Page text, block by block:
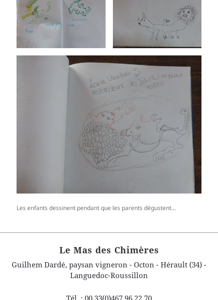
Les enfants dessinent pendant que les parents dégustent…
Le Mas des Chimères
Guilhem Dardé, paysan vigneron - Octon - Hérault (34) -
Languedoc-Roussillon